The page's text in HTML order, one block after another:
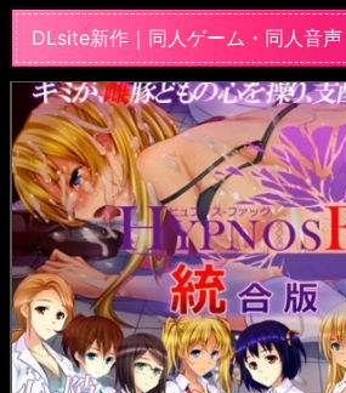
DLsite新作｜同人ゲーム・同人音